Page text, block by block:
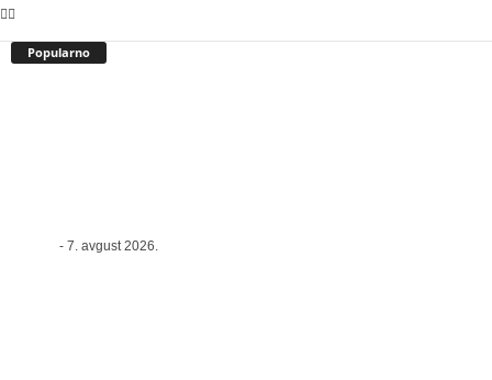
Popularno
- 7. avgust 2026.